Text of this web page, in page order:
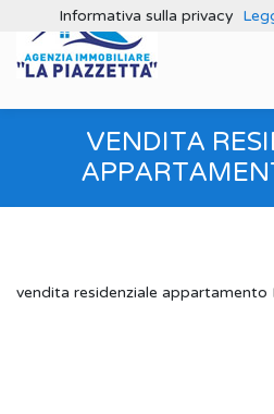
VENDITA
vendita residenziale appartamento
Informativa sulla privacy